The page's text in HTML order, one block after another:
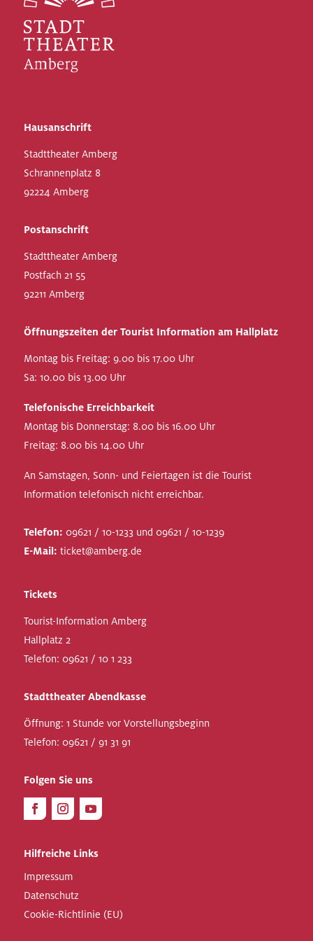
Hausanschrift
Stadttheater Amberg
Schrannenplatz 8
92224 Amberg
Postanschrift
Stadttheater Amberg
Postfach 21 55
92211 Amberg
Öffnungszeiten der Tourist Information am Hallplatz
Montag bis Freitag: 9.00 bis 17.00 Uhr
Sa: 10.00 bis 13.00 Uhr
Telefonische Erreichbarkeit
Montag bis Donnerstag: 8.00 bis 16.00 Uhr
Freitag: 8.00 bis 14.00 Uhr
An Samstagen, Sonn- und Feiertagen ist die Tourist
Information telefonisch nicht erreichbar.
Telefon: 09621 / 10-1233 und 09621 / 10-1239
E-Mail: ticket@amberg.de
Tickets
Tourist-Information Amberg
Hallplatz 2
Telefon: 09621 / 10 1 233
Stadttheater Abendkasse
Öffnung: 1 Stunde vor Vorstellungsbeginn
Telefon: 09621 / 91 31 91
Folgen Sie uns
Hilfreiche Links
Impressum
Datenschutz
Cookie-Richtlinie (EU)